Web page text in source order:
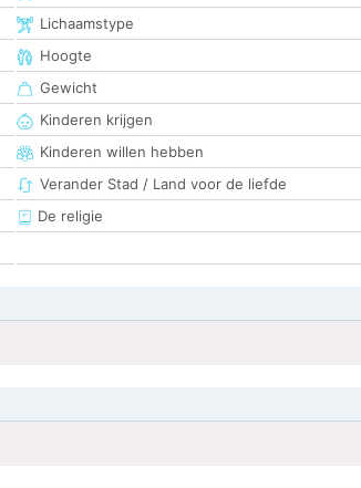
Lichaamstype
Hoogte
Gewicht
Kinderen krijgen
Kinderen willen hebben
Verander Stad / Land voor de liefde
De religie